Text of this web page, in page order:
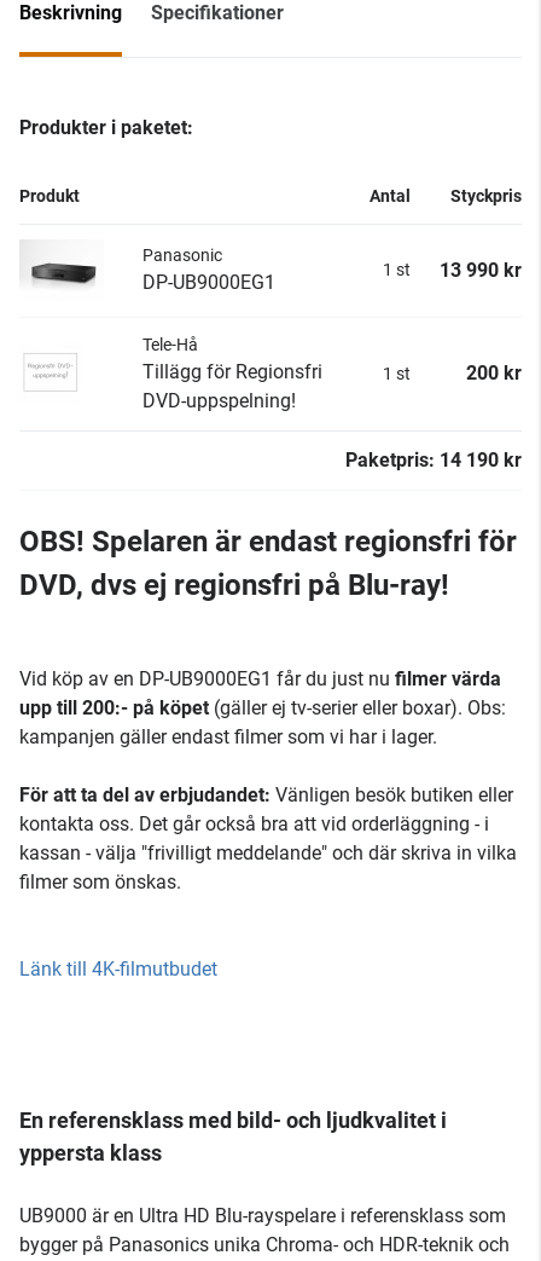
Beskrivning Specifikationer
Produkter i paketet:
Produkt Antal Styckpris
Panasonic
DP-UB9000EG1
1 st 13 990 kr
Tele-Hå
Tillägg för Regionsfri
DVD-uppspelning!
1 st 200 kr
Paketpris: 14 190 kr
OBS! Spelaren är endast regionsfri för
DVD, dvs ej regionsfri på Blu-ray!
Vid köp av en DP-UB9000EG1 får du just nu filmer värda
upp till 200:- på köpet (gäller ej tv-serier eller boxar). Obs:
kampanjen gäller endast filmer som vi har i lager.
För att ta del av erbjudandet: Vänligen besök butiken eller
kontakta oss. Det går också bra att vid orderläggning - i
kassan - välja "frivilligt meddelande" och där skriva in vilka
filmer som önskas.
Länk till 4K-filmutbudet
En referensklass med bild- och ljudkvalitet i
yppersta klass
UB9000 är en Ultra HD Blu-rayspelare i referensklass som
bygger på Panasonics unika Chroma- och HDR-teknik och